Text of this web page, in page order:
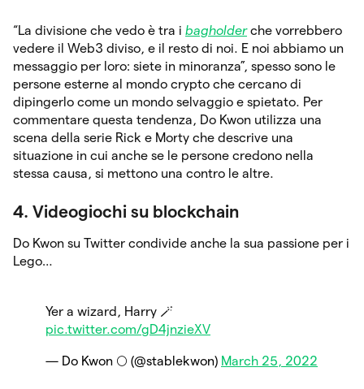
“La divisione che vedo è tra i bagholderche vorrebbero
vedere il Web3 diviso, e il resto di noi. E noi abbiamo un
messaggio per loro: siete in minoranza”, spesso sono le
persone esterne al mondo crypto che cercano di
dipingerlo come un mondo selvaggio e spietato. Per
commentare questa tendenza, Do Kwon utilizza una
scena della serie Rick e Morty che descrive una
situazione in cui anche se le persone credono nella
stessa causa, si mettono una contro le altre.
4. Videogiochi su blockchain
Do Kwon su Twitter condivide anche la sua passione per i
Lego…
Yer a wizard, Harry 🪄
pic.twitter.com/gD4jnzieXV
— Do Kwon 🌕 (@stablekwon) March 25, 2022